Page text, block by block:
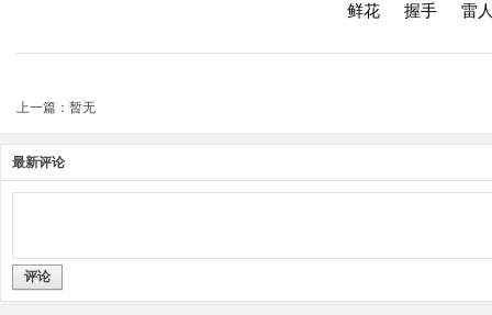
鲜花 握手 雷
上一篇：暂无
最新评论
评论